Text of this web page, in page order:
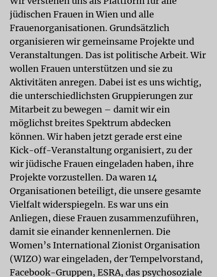
jüdischen Frauen in Wien und alle
Frauenorganisationen. Grundsätzlich
organisieren wir gemeinsame Projekte und
Veranstaltungen. Das ist politische Arbeit. Wir
wollen Frauen unterstützen und sie zu
Aktivitäten anregen. Dabei ist es uns wichtig,
die unterschiedlichsten Gruppierungen zur
Mitarbeit zu bewegen – damit wir ein
möglichst breites Spektrum abdecken
können. Wir haben jetzt gerade erst eine
Kick-off-Veranstaltung organisiert, zu der
wir jüdische Frauen eingeladen haben, ihre
Projekte vorzustellen. Da waren 14
Organisationen beteiligt, die unsere gesamte
Vielfalt widerspiegeln. Es war uns ein
Anliegen, diese Frauen zusammenzuführen,
damit sie einander kennenlernen. Die
Women’s International Zionist Organisation
(WIZO) war eingeladen, der Tempelvorstand,
Facebook-Gruppen, ESRA, das psychosoziale